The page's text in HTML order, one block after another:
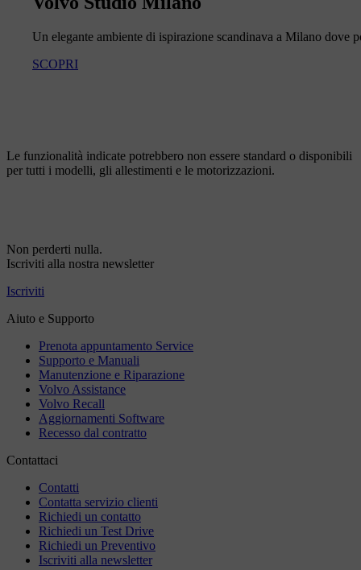
Un elegante ambiente di ispirazione scandinava a Milano dove
SCOPRI
Le funzionalità indicate potrebbero non essere standard o disponibili
per tutti i modelli, gli allestimenti e le motorizzazioni.